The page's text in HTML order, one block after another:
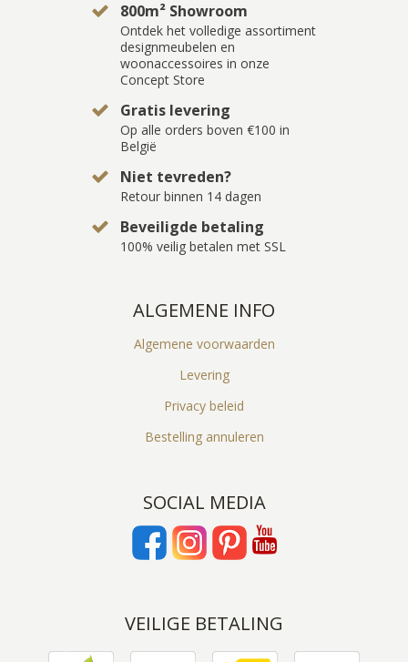
800m² Showroom
Ontdek het volledige assortiment
designmeubelen en
woonaccessoires in onze
Concept Store
Gratis levering
Op alle orders boven €100 in
België
Niet tevreden?
Retour binnen 14 dagen
Beveiligde betaling
100% veilig betalen met SSL
ALGEMENE INFO
Algemene voorwaarden
Levering
Privacy beleid
Bestelling annuleren
SOCIAL MEDIA
VEILIGE BETALING